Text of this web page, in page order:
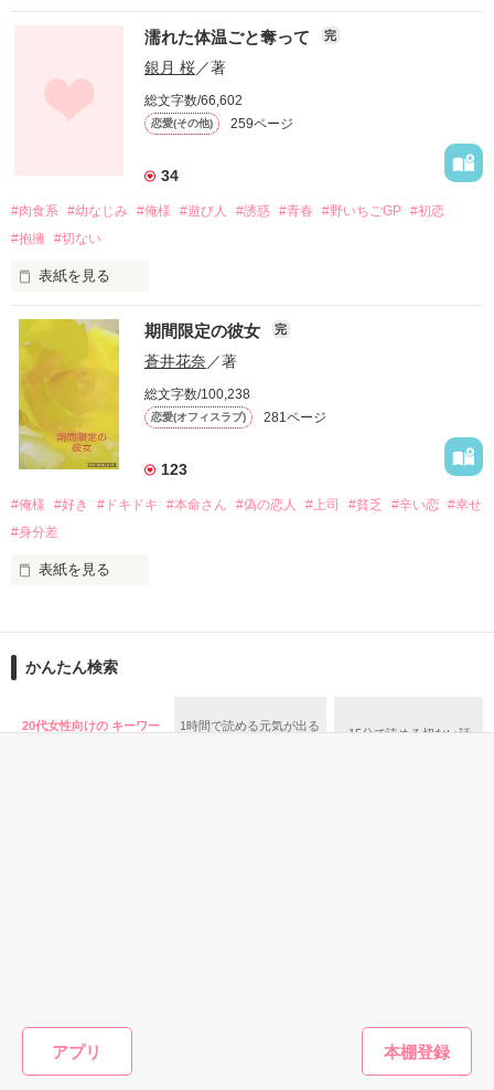
アプリ
――…遥斗くんは…不安を感じたことはないの?
…私は、いつも不安で堪らないんだ。
北川遥斗
×
桜庭優芽
高校3年生になった2人。
『どうして私を選んだの?』の続きのお話となります。
濡れた体温ごと奪って 完
銀月 桜／著
総文字数/66,602
恋愛(その他) 259ページ
34
#肉食系 #幼なじみ #俺様 #遊び人 #誘惑 #青春 #野いちごGP #初恋
#抱擁 #切ない
表紙を見る
夜な夜な隣りの部屋から
聞こえて来る男女の怪しい声
文句を言おうと部屋へ行くと
部屋から出て来たのは
六年前離れ離れになった
六年後の再会では
あなたには沢山の彼女がいて…
あなたも私もあの頃とは
今感じているこの時も
期間限定の彼女 完
蒼井花奈 ／著
総文字数/100,238
恋愛(オフィスラブ) 281ページ
123
#俺様 #好き #ドキドキ #本命さん #偽の恋人 #上司 #貧乏 #辛い恋 #幸せ
#身分差
表紙を見る
始めは ただの上司…だった
あたしは貧乏人…そして養女
いつかこの家を出てやる！
そのお金欲しくて お金が貯まるまで
なぜダメか？
それは
本命さんがいるから…。
かんたん検索
20代女性向けの キーワー
1時間で読める元気が出る
15分で読める切ない話
溺れる。
雪乃もなか／著
柊乃なや／著